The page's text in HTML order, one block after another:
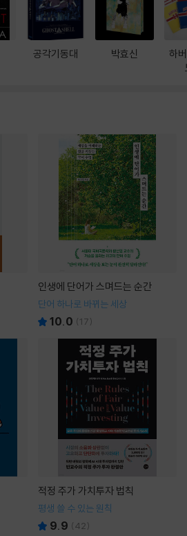
공각기동대 박효신
하
인생에 단어가 스며드는 순간
단어 하나로 바뀌는 세상
10.0 (17)
적정 주가 가치투자 법칙
평생 쓸 수 있는 원칙
9.9 (42)